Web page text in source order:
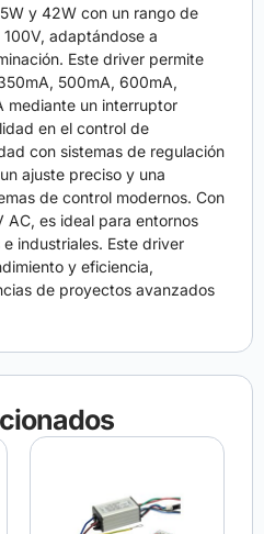
y 42W con un rango de
adaptándose a
Este driver permite
500mA, 600mA,
mediante un interruptor
en el control de
con sistemas de regulación
ajuste preciso y una
de control modernos. Con
es ideal para entornos
industriales. Este driver
y eficiencia,
de proyectos avanzados